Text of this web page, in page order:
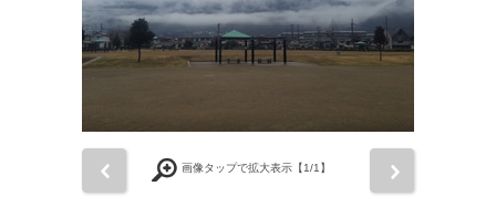
画像タップで拡大表示【1/1】